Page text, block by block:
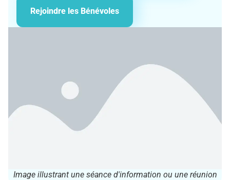
Rejoindre les Bénévoles
Image illustrant une séance d'information ou une réunion